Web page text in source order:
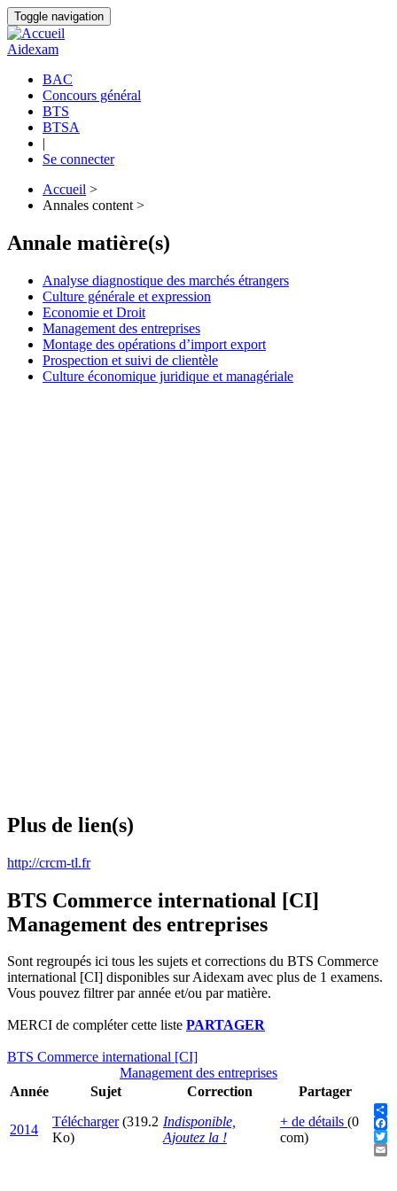
Aller
au
contenu
Toggle navigation
Aidexam
Navigation
principale
BAC
Concours général
BTS
BTSA
|
Se connecter
Fil
d'Ariane
Accueil >
Annales content >
Annale matière(s)
Analyse diagnostique des marchés étrangers
Culture générale et expression
Economie et Droit
Management des entreprises
Montage des opérations d’import export
Prospection et suivi de clientèle
Culture économique juridique et managériale
Plus de lien(s)
http://crcm-tl.fr
BTS Commerce international [CI]
Management des entreprises
Sont regroupés ici tous les sujets et corrections du BTS Commerce
international [CI] disponibles sur Aidexam avec plus de 1 examens.
Vous pouvez filtrer par année et/ou par matière.
MERCI de compléter cette liste PARTAGER
BTS Commerce international [CI]
Management des entreprises
Année
Sujet Correction Partager
2014
Télécharger (319.2
Ko)
Indisponible,
Ajoutez la !
+ de détails (0
com)